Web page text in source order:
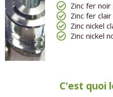
Zinc fer
Zinc fer
Zinc nickel
Zinc nickel
C'est quoi